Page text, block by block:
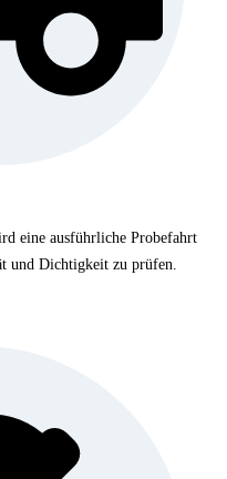
eine ausführliche Probefahrt
und Dichtigkeit zu prüfen.